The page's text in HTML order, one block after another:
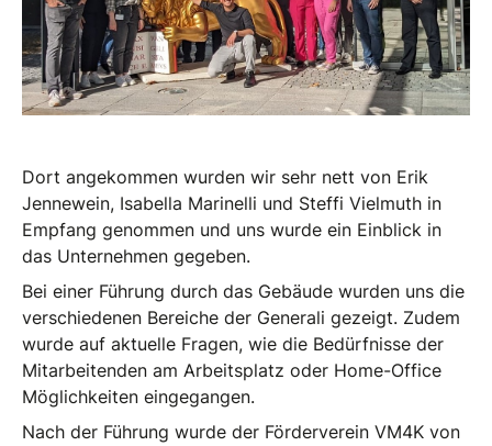
Dort angekommen wurden wir sehr nett von Erik
Jennewein, Isabella Marinelli und Steffi Vielmuth in
Empfang genommen und uns wurde ein Einblick in
das Unternehmen gegeben.
Bei einer Führung durch das Gebäude wurden uns die
verschiedenen Bereiche der Generali gezeigt. Zudem
wurde auf aktuelle Fragen, wie die Bedürfnisse der
Mitarbeitenden am Arbeitsplatz oder Home-Office
Möglichkeiten eingegangen.
Nach der Führung wurde der Förderverein VM4K von